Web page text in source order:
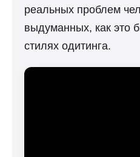
реальных проблем
выдуманных, как это
стилях одитинга.